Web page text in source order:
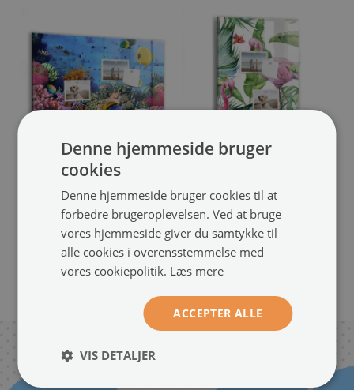
Glastavle magnetisk
Undervandsliv(#tm-1097)
størrelse fra: 60x40 cm
649.00 kr.
glas
Naturlig flamingofugl
88796)
Denne hjemmeside bruger
cookies
Denne hjemmeside bruger cookies til at
forbedre brugeroplevelsen. Ved at bruge
vores hjemmeside giver du samtykke til
alle cookies i overensstemmelse med
vores cookiepolitik. Læs mere
ACCEPTER ALLE
VIS DETALJER